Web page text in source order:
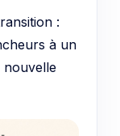
:
à un
nouvelle